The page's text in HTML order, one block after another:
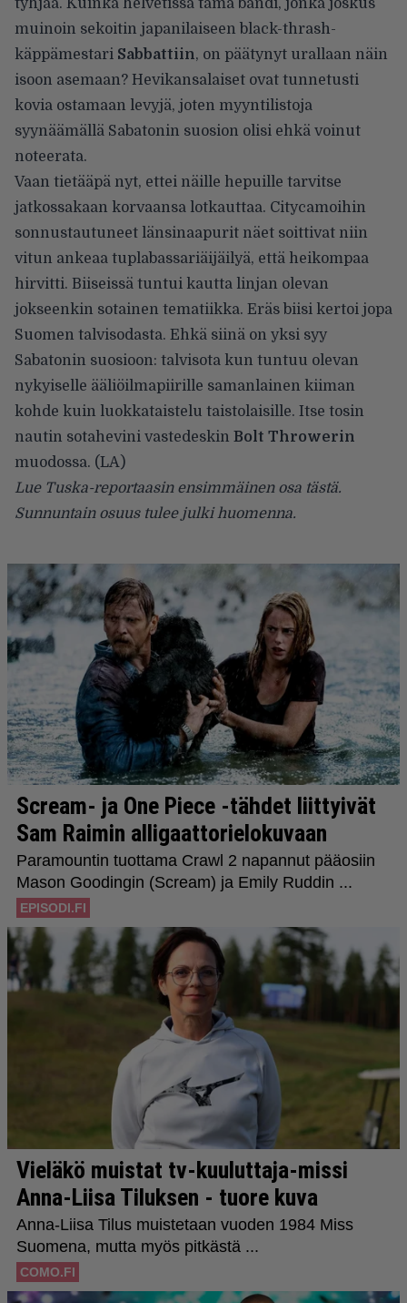
tyhjää. Kuinka helvetissä tämä bändi, jonka joskus
muinoin sekoitin japanilaiseen black-thrash-
käppämestari Sabbattiin, on päätynyt urallaan näin
isoon asemaan? Hevikansalaiset ovat tunnetusti
kovia ostamaan levyjä, joten myyntilistoja
syynäämällä Sabatonin suosion olisi ehkä voinut
noteerata.
Vaan tietääpä nyt, ettei näille hepuille tarvitse
jatkossakaan korvaansa lotkauttaa. Citycamoihin
sonnustautuneet länsinaapurit näet soittivat niin
vitun ankeaa tuplabassariäijäilyä, että heikompaa
hirvitti. Biiseissä tuntui kautta linjan olevan
jokseenkin sotainen tematiikka. Eräs biisi kertoi jopa
Suomen talvisodasta. Ehkä siinä on yksi syy
Sabatonin suosioon: talvisota kun tuntuu olevan
nykyiselle ääliöilmapiirille samanlainen kiiman
kohde kuin luokkataistelu taistolaisille. Itse tosin
nautin sotahevini vastedeskin Bolt Throwerin
muodossa. (LA)
Lue Tuska-reportaasin ensimmäinen osa tästä.
Sunnuntain osuus tulee julki huomenna.